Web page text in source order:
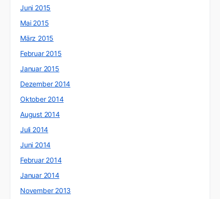
Juni 2015
Mai 2015
März 2015
Februar 2015
Januar 2015
Dezember 2014
Oktober 2014
August 2014
Juli 2014
Juni 2014
Februar 2014
Januar 2014
November 2013